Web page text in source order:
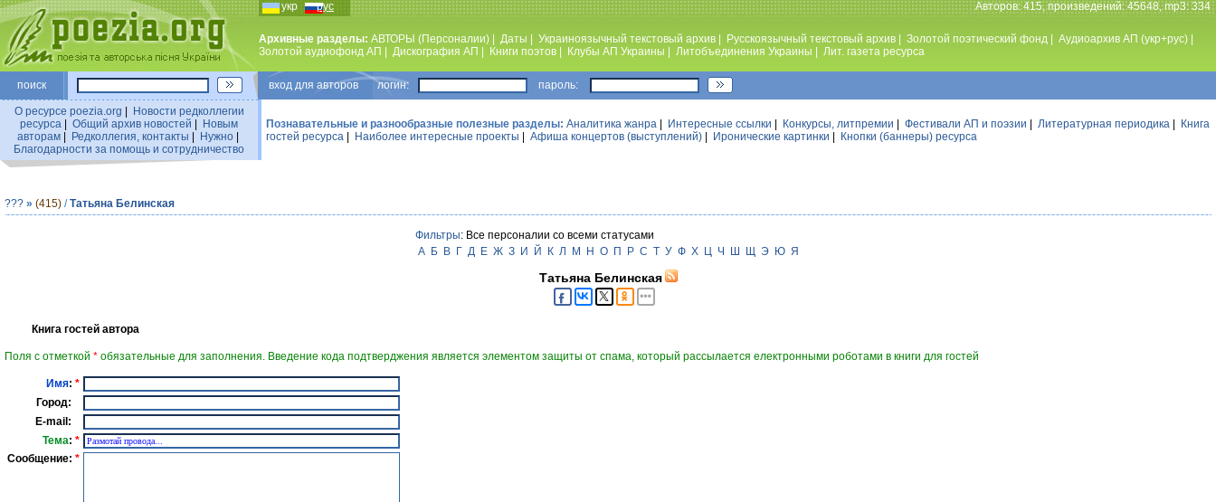
укр рус Авторов: 415, произведений: 45648, mp3: 334
Архивные разделы: АВТОРЫ (Персоналии) Даты Украиноязычный текстовый архив Русскоязычный текстовый архив Золотой поэтический фонд Аудиоархив АП (укр+рус)
Золотой аудиофонд АП
Дискография АП Книги поэтов Клубы АП Украины Литобъединения Украины Лит. газета ресурса
поиск вход для авторов логин: пароль:
О ресурсе poezia.org
Новости редколлегии
ресурса
Общий архив новостей
Новым
авторам| Редколлегия, контакты Нужно|
Благодарности за помощь и сотрудничество
Познавательные и разнообразные полезные разделы: Аналитика жанра Интересные ссылки Конкурсы, литпремии Фестивали АП и поэзии Литературная периодика
Книга
гостей ресурса
Наиболее интересные проекты Афиша концертов (выступлений) Иронические картинки Кнопки (баннеры) ресурса
??? » (415) /Татьяна Белинская
Фильтры: Все персоналии со всеми статусами
А
Б В Г Д Е Ж З И Й К Л М Н О П Р С Т У Ф Х Ц Ч Ш Щ Э Ю Я
Татьяна Белинская
Книга гостей автора
Поля с отметкой * обязательные для заполнения. Введение кода подтверджения является элементом защиты от спама, который рассылается електронными роботами в книги для гостей
Имя: *
Город:
E-mail:
Тема: *
Сообщение: *